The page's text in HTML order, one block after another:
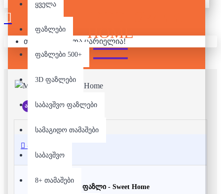
ყველა
ფაზლები
ფაზლები 500+
3D ფაზლები
საბავშვო ფაზლები
სამაგიდო თამაშები
საბავშვო
8+ თამაშები
თქვენი კალათა ცარიელია!
MY ZILIPOO -SWEET
HOME
არ არის მარაგში
აღწერა
3D ფაზლი - Sweet Home